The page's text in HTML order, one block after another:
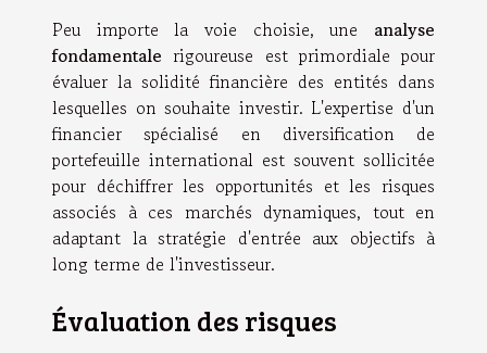
Peu importe la voie choisie, une analyse
fondamentale rigoureuse est primordiale pour
évaluer la solidité financière des entités dans
lesquelles on souhaite investir. L'expertise d'un
financier spécialisé en diversification de
portefeuille international est souvent sollicitée
pour déchiffrer les opportunités et les risques
associés à ces marchés dynamiques, tout en
adaptant la stratégie d'entrée aux objectifs à
long terme de l'investisseur.
Évaluation des risques